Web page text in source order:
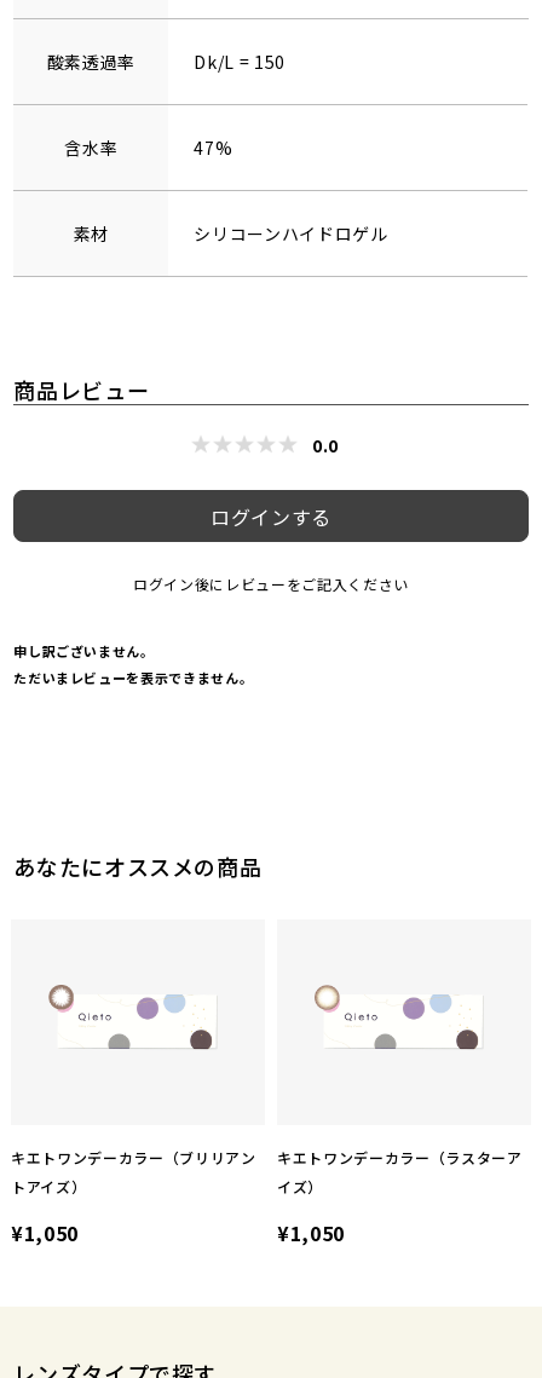
酸素透過率 Dk/L = 150
含水率 47%
素材 シリコーンハイドロゲル
商品レビュー
0.0
ログインする
ログイン後にレビューをご記入ください
申し訳ございません。
ただいまレビューを表示できません。
あなたにオススメの商品
キエトワンデーカラー（ブリリアン
トアイズ）
¥1,050
キエトワンデーカラー（ラスターア
イズ）
¥1,050